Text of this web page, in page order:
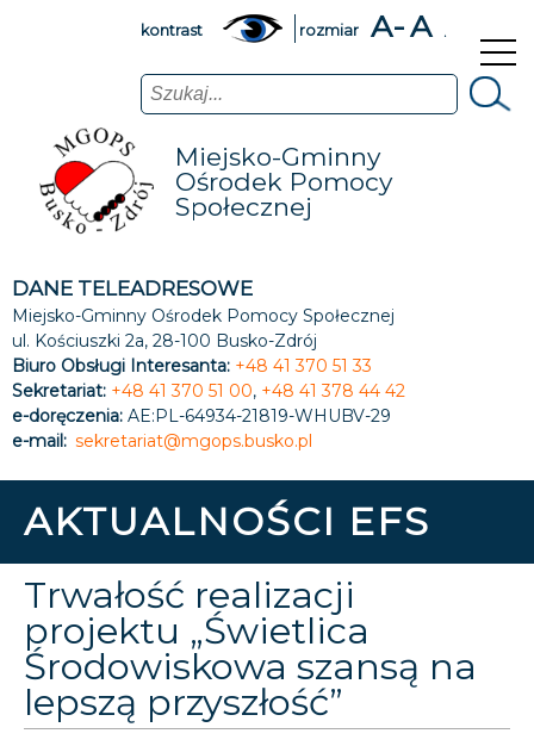
kontrast rozmiar A-A A+
Szukaj
Miejsko-Gminny
Ośrodek Pomocy
Społecznej
DANE TELEADRESOWE
Miejsko-Gminny Ośrodek Pomocy Społecznej
ul. Kościuszki 2a, 28-100 Busko-Zdrój
Biuro Obsługi Interesanta: +48 41 370 51 33
Sekretariat: +48 41 370 51 00, +48 41 378 44 42
e-doręczenia: AE:PL-64934-21819-WHUBV-29
e-mail: sekretariat@mgops.busko.pl
AKTUALNOŚCI EFS
Trwałość realizacji
projektu „Świetlica
Środowiskowa szansą na
lepszą przyszłość”